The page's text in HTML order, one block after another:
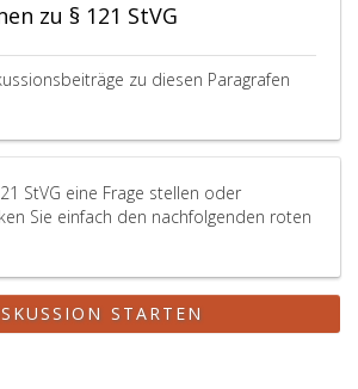
zu § 121 StVG
zu diesen Paragrafen
StVG eine Frage stellen oder
Sie einfach den nachfolgenden roten
STARTEN